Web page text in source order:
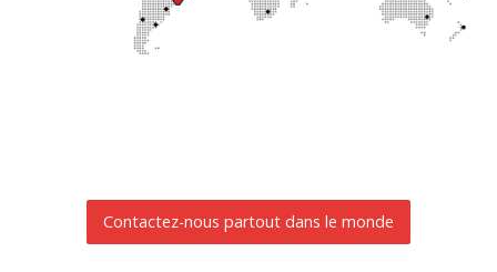
Contactez-nous partout dans le monde